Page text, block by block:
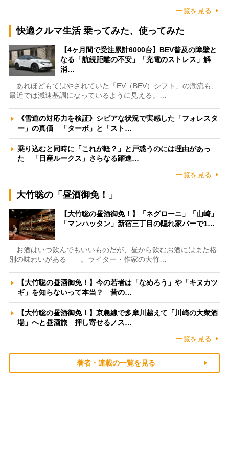
一覧を見る
快適クルマ生活 乗ってみた、使ってみた
【4ヶ月間で受注累計6000台】BEV普及の障壁と
なる「航続距離の不安」「充電のストレス」解
消…
あれほどもてはやされていた「EV（BEV）シフト」の潮流も、
最近では減速基調になっているように見える。…
《雪道の対応力を検証》シビアな状況で実感した「フォレスタ
ー」の真価 「ターボ」と「スト…
乗り込むと同時に「これが軽？」と戸惑うのには理由があっ
た 「日産ルークス」さらなる躍進…
一覧を見る
大竹聡の「昼酒御免！」
【大竹聡の昼酒御免！】「ネグローニ」「山崎」
「マンハッタン」新宿三丁目の隠れ家バーで1…
お酒はいつ飲んでもいいものだが、昼から飲むお酒にはまた格
別の味わいがある――。ライター・作家の大竹…
【大竹聡の昼酒御免！】今の若者は「なめろう」や「キヌカツ
ギ」を知らないって本当？ 昔の…
【大竹聡の昼酒御免！】京急線で多摩川越えて「川崎の大衆酒
場」へと昼酒旅 押し寄せるノス…
一覧を見る
著者・連載の一覧を見る